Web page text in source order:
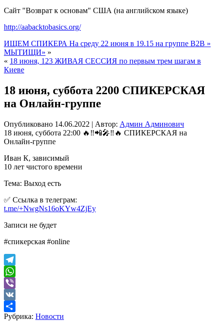
Сайт "Возврат к основам" США (на английском языке)
http://aabacktobasics.org/
ИЩЕМ СПИКЕРА На среду 22 июня в 19.15 на группе B2B »
МЫТИЩИ» »
« 18 июня, 123 ЖИВАЯ СЕССИЯ по первым трем шагам в
Киеве
18 июня, суббота 2200 СПИКЕРСКАЯ
на Онлайн-группе
Опубликовано 14.06.2022 | Автор: Админ Админович
18 июня, суббота 22:00 🔥‼️📲🎤‼️🔥 СПИКЕРСКАЯ на
Онлайн-группе
Иван К, зависимый
10 лет чистого времени
Тема: Выход есть
✅ Ссылка в телеграм:
t.me/+NwgNs16oKYw4ZjEy
Записи не будет
#спикерская #online
Telegram
WhatsApp
Viber
VK
Отправить
Рубрика: Новости